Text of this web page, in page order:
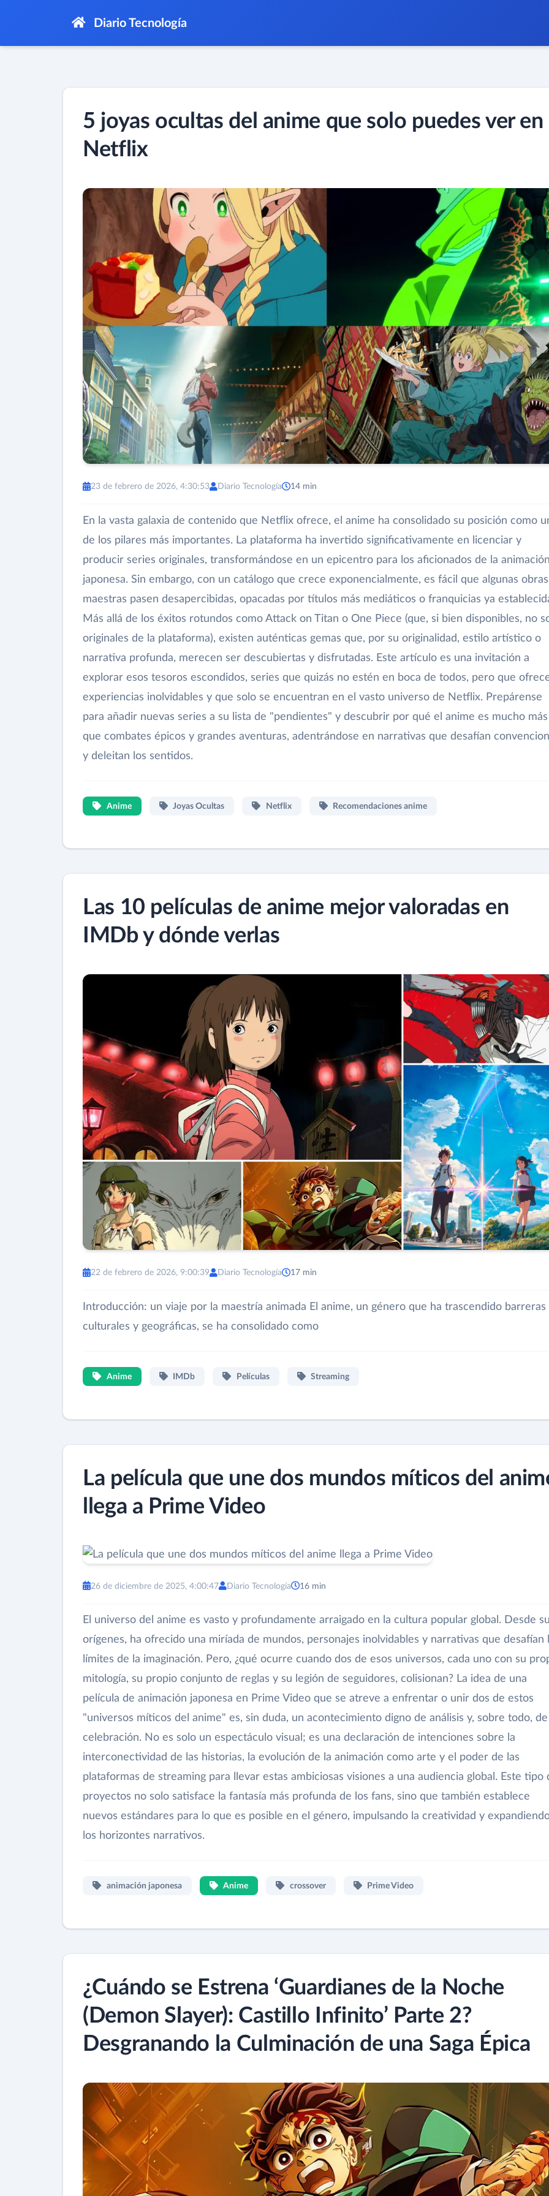
Diario Tecnología
5 joyas ocultas del anime que solo puedes ver en
Netflix
23 de febrero de 2026, 4:30:53 Diario Tecnología 14 min
En la vasta galaxia de contenido que Netflix ofrece, el anime ha consolidado su posición como
de los pilares más importantes. La plataforma ha invertido significativamente en licenciar y
producir series originales, transformándose en un epicentro para los aficionados de la animación
japonesa. Sin embargo, con un catálogo que crece exponencialmente, es fácil que algunas obras
maestras pasen desapercibidas, opacadas por títulos más mediáticos o franquicias ya
Más allá de los éxitos rotundos como Attack on Titan o One Piece (que, si bien disponibles, no
originales de la plataforma), existen auténticas gemas que, por su originalidad, estilo artístico o
narrativa profunda, merecen ser descubiertas y disfrutadas. Este artículo es una invitación a
explorar esos tesoros escondidos, series que quizás no estén en boca de todos, pero que
experiencias inolvidables y que solo se encuentran en el vasto universo de Netflix. Prepárense
para añadir nuevas series a su lista de "pendientes" y descubrir por qué el anime es mucho más
que combates épicos y grandes aventuras, adentrándose en narrativas que desafían
y deleitan los sentidos.
Anime Joyas Ocultas Netflix Recomendaciones anime
Las 10 películas de anime mejor valoradas en
IMDb y dónde verlas
22 de febrero de 2026, 9:00:39 Diario Tecnología 17 min
Introducción: un viaje por la maestría animada El anime, un género que ha trascendido barreras
culturales y geográficas, se ha consolidado como
Anime IMDb Películas Streaming
La película que une dos mundos míticos del
llega a Prime Video
26 de diciembre de 2025, 4:00:47 Diario Tecnología 16 min
El universo del anime es vasto y profundamente arraigado en la cultura popular global. Desde
orígenes, ha ofrecido una miríada de mundos, personajes inolvidables y narrativas que desafían
límites de la imaginación. Pero, ¿qué ocurre cuando dos de esos universos, cada uno con su
mitología, su propio conjunto de reglas y su legión de seguidores, colisionan? La idea de una
película de animación japonesa en Prime Video que se atreve a enfrentar o unir dos de estos
"universos míticos del anime" es, sin duda, un acontecimiento digno de análisis y, sobre todo, de
celebración. No es solo un espectáculo visual; es una declaración de intenciones sobre la
interconectividad de las historias, la evolución de la animación como arte y el poder de las
plataformas de streaming para llevar estas ambiciosas visiones a una audiencia global. Este tipo
proyectos no solo satisface la fantasía más profunda de los fans, sino que también establece
nuevos estándares para lo que es posible en el género, impulsando la creatividad y
los horizontes narrativos.
animación japonesa Anime crossover Prime Video
¿Cuándo se Estrena ‘Guardianes de la Noche
(Demon Slayer): Castillo Infinito’ Parte 2?
Desgranando la Culminación de una Saga Épica